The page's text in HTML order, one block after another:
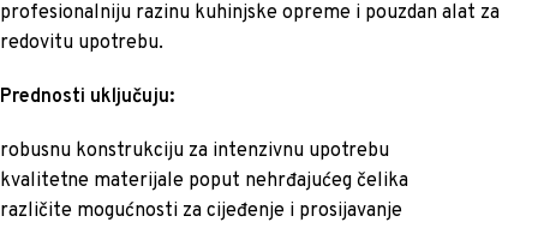
profesionalniju razinu kuhinjske opreme i pouzdan alat za
redovitu upotrebu.
Prednosti uključuju:
robusnu konstrukciju za intenzivnu upotrebu
kvalitetne materijale poput nehrđajućeg čelika
različite mogućnosti za cijeđenje i prosijavanje